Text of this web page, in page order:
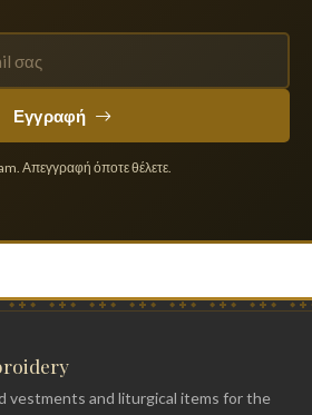
Εγγραφή
Απεγγραφή όποτε θέλετε.
vestments and liturgical items for the